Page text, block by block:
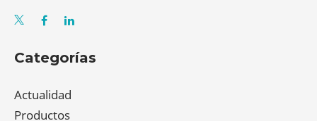
Categorías
Actualidad
Productos